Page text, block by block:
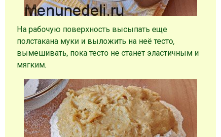
На рабочую поверхность высыпать еще
полстакана муки и выложить на неё тесто,
вымешивать, пока тесто не станет эластичным и
мягким.